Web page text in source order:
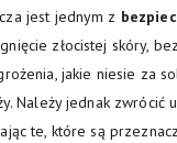
jest jednym z
złocistej skóry,
jakie niesie za
Należy jednak zwrócić
te, które są